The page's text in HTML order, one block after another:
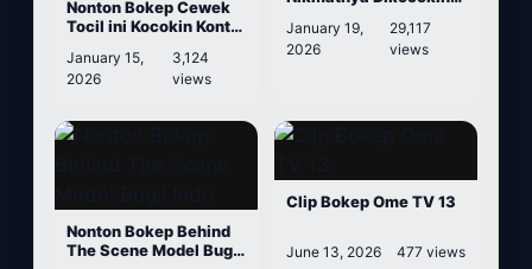
Nonton Bokep Cewek
Tocil ini Kocokin Kontol
January 15,
2026
3,124
views
January 19,
2026
29,117
views
Nonton Bokep Behind
The Scene Model Bugil
Clip Bokep Ome TV 13
June 13, 2026 477 views